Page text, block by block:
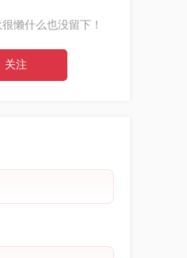
懒什么也没留下！
关注